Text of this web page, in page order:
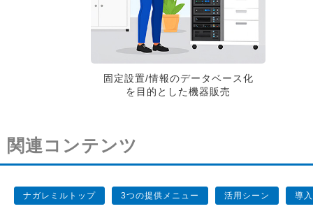
固定設置/情報のデータベース化
を目的とした機器販売
関連コンテンツ
ナガレミルトップ 3つの提供メニュー 活用シーン 導